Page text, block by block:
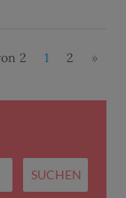
2 1 2 »